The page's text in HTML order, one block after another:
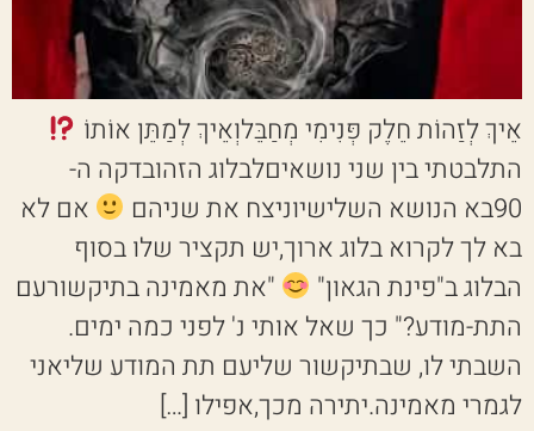
אֵיךְ לְזַהוֹת חֵלֶק פְּנִימִי מְחַבֵּלוְאֵיךְ לְמַתֵּן אוֹתוֹ
התלבטתי בין שני נושאיםלבלוג הזהובדקה ה-
90בא הנושא השלישיוניצח את שניהם
אם לא
בא לך לקרוא בלוג ארוך,יש תקציר שלו בסוף
הבלוג ב"פינת הגאון"
"את מאמינה בתיקשורעם
התת-מודע?" כך שאל אותי נ' לפני כמה ימים.
השבתי לו, שבתיקשור שליעם תת המודע שליאני
לגמרי מאמינה.יתירה מכך,אפילו […]